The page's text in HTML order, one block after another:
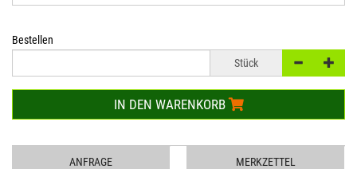
Bestellen
Stück
IN DEN WARENKORB
ANFRAGE MERKZETTEL